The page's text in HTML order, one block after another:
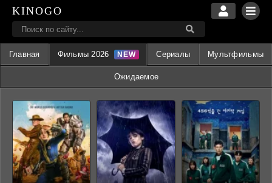
KINOGO
Главная Фильмы 2026 Сериалы Мультфильмы
Ожидаемое